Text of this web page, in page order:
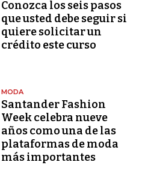
Conozca los seis pasos
que usted debe seguir si
quiere solicitar un
crédito este curso
MODA
Santander Fashion
Week celebra nueve
años como una de las
plataformas de moda
más importantes